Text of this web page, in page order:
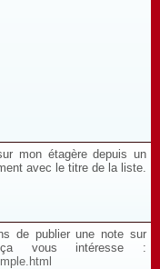
mon étagère depuis un
avec le titre de la liste.
de publier une note sur
vous intéresse :